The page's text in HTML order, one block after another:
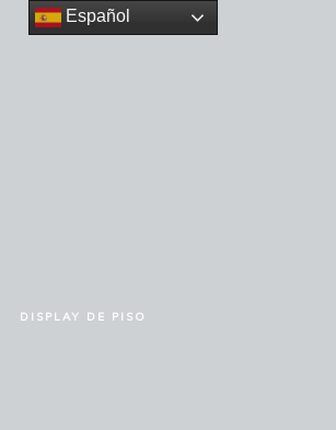
DISPLAY DE PISO
Español